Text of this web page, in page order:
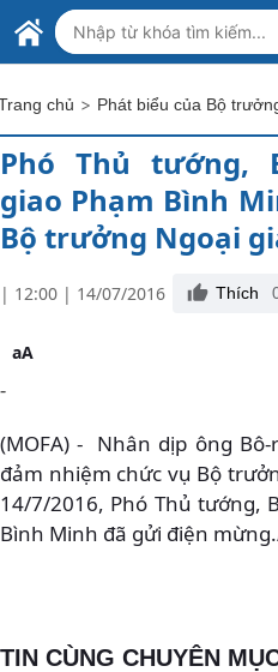
Skip to Main Content
BỘ NGOẠI GIAO VIỆT
MINISTRY OF FOREIGN
chủ > Phát biểu của Bộ
Phó Thủ tướng,
giao Phạm Bình
Bộ trưởng Ngoại
| 12:00 | 14/07/2016 Thích
aA
-
(MOFA) - Nhân dịp ông Bô-
đảm nhiệm chức vụ Bộ
14/7/2016, Phó Thủ tướng,
Bình Minh đã gửi điện
TIN CÙNG CHUYÊN